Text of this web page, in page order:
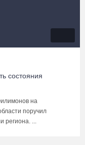
состояния
на
поручил
региона. ...